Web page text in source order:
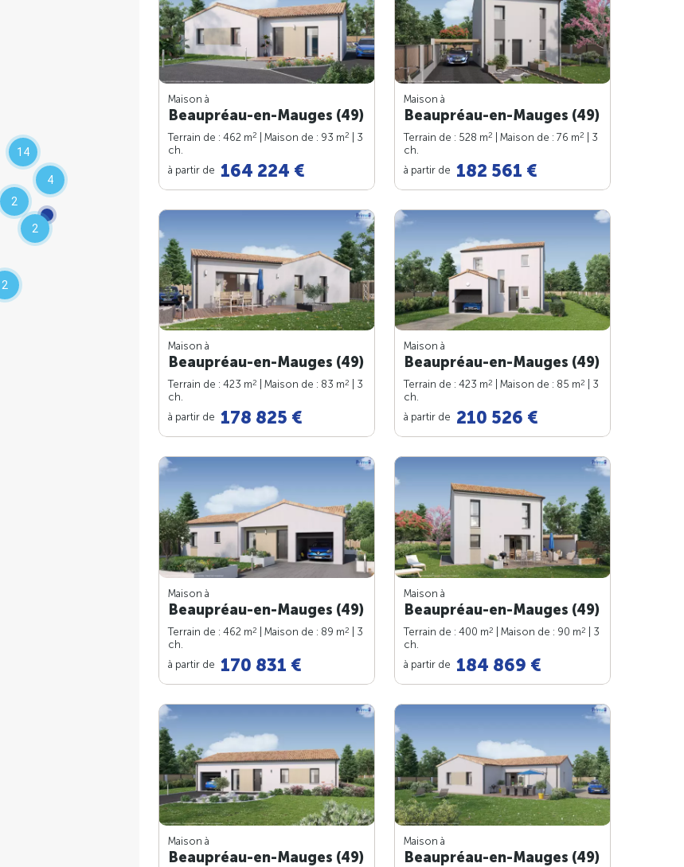
4
14
2
2
2
Maison à
Beaupréau-en-Mauges (49)
Terrain de : 462 m2 | Maison de : 93 m2
| 3
ch.
à partir de 164 224 €
Maison à
Beaupréau-en-Mauges (49)
Terrain de : 528 m2 | Maison de : 76 m2
| 3
ch.
à partir de 182 561 €
Maison à
Beaupréau-en-Mauges (49)
Terrain de : 423 m2 | Maison de : 83 m2
| 3
ch.
à partir de 178 825 €
Maison à
Beaupréau-en-Mauges (49)
Terrain de : 423 m2 | Maison de : 85 m2
| 3
ch.
à partir de 210 526 €
Maison à
Beaupréau-en-Mauges (49)
Terrain de : 462 m2 | Maison de : 89 m2
| 3
ch.
à partir de 170 831 €
Maison à
Beaupréau-en-Mauges (49)
Terrain de : 400 m2 | Maison de : 90 m2
| 3
ch.
à partir de 184 869 €
Maison à
Beaupréau-en-Mauges (49)
Maison à
Beaupréau-en-Mauges (49)